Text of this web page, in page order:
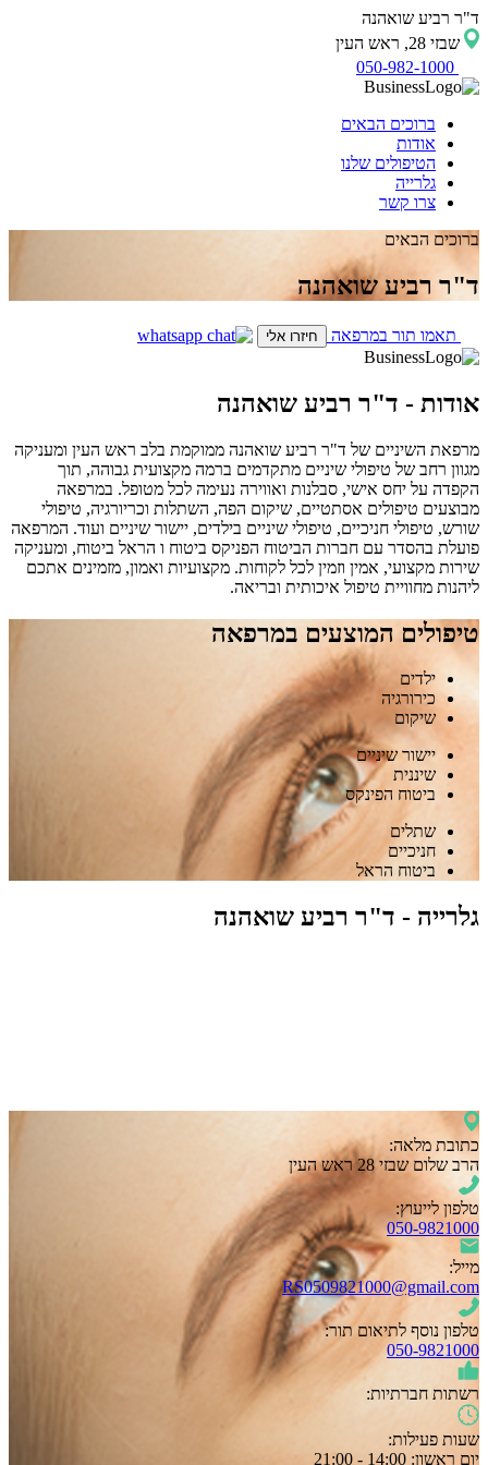
ד"ר רביע שואהנה
שבזי 28, ראש העין
ברוכים הבאים
אודות
הטיפולים שלנו
גלרייה
צרו קשר
ברוכים הבאים
ד"ר רביע שואהנה
תאמו תור במרפאה חיזרו אלי
אודות - ד"ר רביע שואהנה
מרפאת השיניים של ד"ר רביע שואהנה ממוקמת בלב ראש העין ומעניקה
מגוון רחב של טיפולי שיניים מתקדמים ברמה מקצועית גבוהה, תוך
הקפדה על יחס אישי, סבלנות ואווירה נעימה לכל מטופל. במרפאה
מבוצעים טיפולים אסתטיים, שיקום הפה, השתלות וכריורגיה, טיפולי
שורש, טיפולי חניכיים, טיפולי שיניים בילדים, יישור שיניים ועוד. המרפאה
פועלת בהסדר עם חברות הביטוח הפניקס ביטוח ו הראל ביטוח, ומעניקה
שירות מקצועי, אמין וזמין לכל לקוחות. מקצועיות ואמון, מזמינים אתכם
ליהנות מחוויית טיפול איכותית ובריאה.
טיפולים המוצעים במרפאה
ילדים
כירורגיה
שיקום
יישור שיניים
שיננית
ביטוח הפינקס
שתלים
חניכיים
ביטוח הראל
גלרייה - ד"ר רביע שואהנה
כתובת מלאה:
הרב שלום שבזי 28 ראש העין
טלפון לייעוץ:
050-9821000
מייל:
RS0509821000@gmail.com
טלפון נוסף לתיאום תור:
050-9821000
רשתות חברתיות:
שעות פעילות:
יום ראשון: 14:00 - 21:00